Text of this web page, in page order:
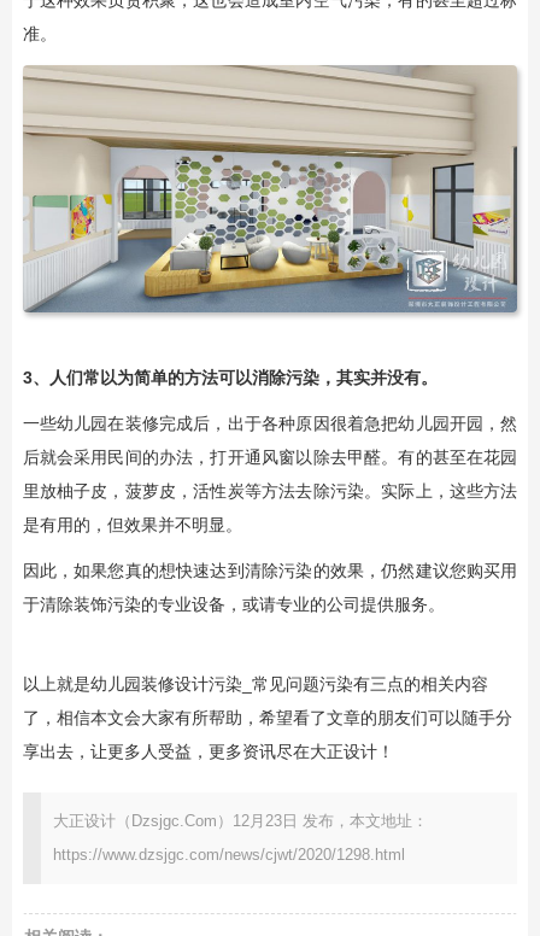
准。
3、人们常以为简单的方法可以消除污染，其实并没有。
一些幼儿园在装修完成后，出于各种原因很着急把幼儿园开园，然
后就会采用民间的办法，打开通风窗以除去甲醛。有的甚至在花园
里放柚子皮，菠萝皮，活性炭等方法去除污染。实际上，这些方法
是有用的，但效果并不明显。
因此，如果您真的想快速达到清除污染的效果，仍然建议您购买用
于清除装饰污染的专业设备，或请专业的公司提供服务。
以上就是幼儿园装修设计污染_常见问题污染有三点的相关内容
了，相信本文会大家有所帮助，希望看了文章的朋友们可以随手分
享出去，让更多人受益，更多资讯尽在大正设计！
大正设计（Dzsjgc.Com）12月23日 发布，本文地址：
https://www.dzsjgc.com/news/cjwt/2020/1298.html